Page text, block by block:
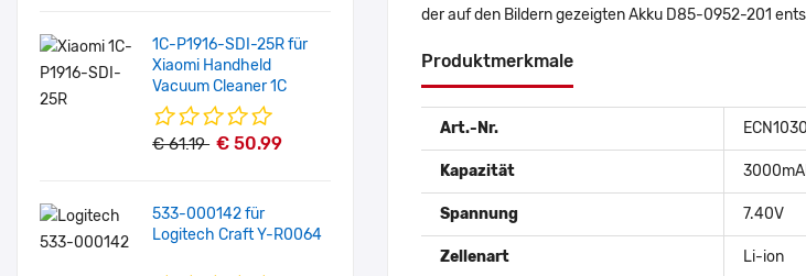
1C-P1916-SDI-25R für
Xiaomi Handheld
Vacuum Cleaner 1C
€ 61.19 € 50.99
533-000142 für
Logitech Craft Y-R0064
der auf den Bildern gezeigten Akku D85-0952-201
Produktmerkmale
Art.-Nr.
Kapazität
Spannung 7.40V
Zellenart Li-ion